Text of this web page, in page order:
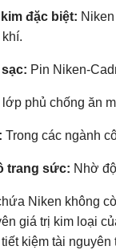
đặc biệt:
Pin Niken-
phủ chống ăn
Trong các ngành
trang sức: Nhờ
Niken không
giá trị kim loại
kiệm tài